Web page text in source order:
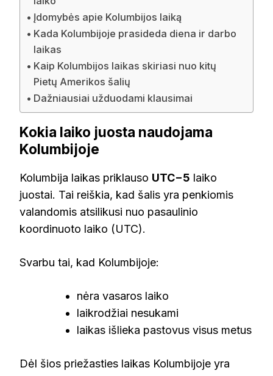
Įdomybės apie Kolumbijos laiką
Kada Kolumbijoje prasideda diena ir darbo
laikas
Kaip Kolumbijos laikas skiriasi nuo kitų
Pietų Amerikos šalių
Dažniausiai užduodami klausimai
Kokia laiko juosta naudojama
Kolumbijoje
Kolumbija laikas priklauso UTC−5 laiko
juostai. Tai reiškia, kad šalis yra penkiomis
valandomis atsilikusi nuo pasaulinio
koordinuoto laiko (UTC).
Svarbu tai, kad Kolumbijoje:
nėra vasaros laiko
laikrodžiai nesukami
laikas išlieka pastovus visus metus
Dėl šios priežasties laikas Kolumbijoje yra